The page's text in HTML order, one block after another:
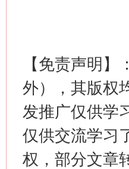
【免责声明
外），其版权
发推广仅供学
仅供交流学习
权，部分文章
这是一记警钟！